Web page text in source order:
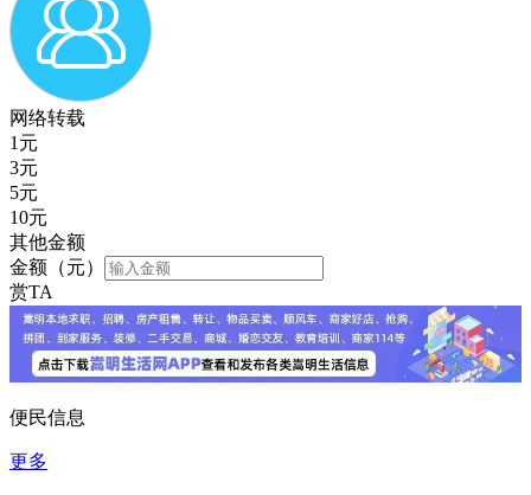
网络转载
1 元
3元
5元
10元
其他金额
金额（元）
赏TA
便民信息
更多